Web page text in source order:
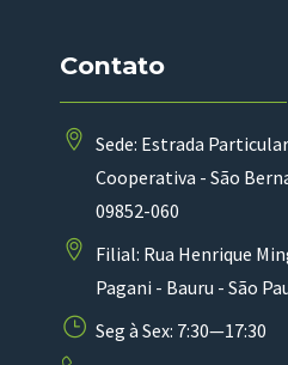
Contato
Sede: Estrada
Cooperativa - São
09852-060
Filial: Rua Henrique
Pagani - Bauru - São
Seg à Sex: 7:30—17:30